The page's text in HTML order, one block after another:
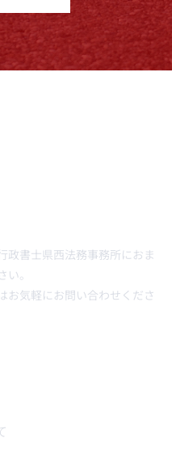
政書士県西法務事務所におま
い。
お気軽にお問い合わせくださ